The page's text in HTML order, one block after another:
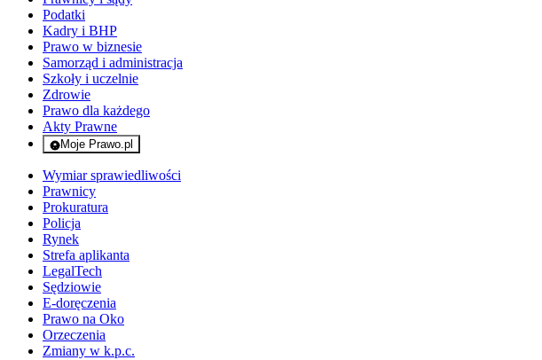
Podatki
Kadry i BHP
Prawo w biznesie
Samorząd i administracja
Szkoły i uczelnie
Zdrowie
Prawo dla każdego
Akty Prawne
Moje Prawo.pl
- rejestracja i logowanie do serwisu
Wymiar sprawiedliwości
Prawnicy
Prokuratura
Policja
Rynek
Strefa aplikanta
LegalTech
Sędziowie
E-doręczenia
Prawo na Oko
Orzeczenia
Zmiany w k.p.c.